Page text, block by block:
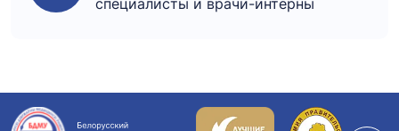
специалисты и врачи-интерны